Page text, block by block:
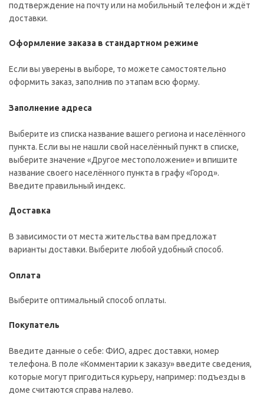
подтверждение на почту или на мобильный телефон и ждёт
доставки.
Оформление заказа в стандартном режиме
Если вы уверены в выборе, то можете самостоятельно
оформить заказ, заполнив по этапам всю форму.
Заполнение адреса
Выберите из списка название вашего региона и населённого
пункта. Если вы не нашли свой населённый пункт в списке,
выберите значение «Другое местоположение» и впишите
название своего населённого пункта в графу «Город».
Введите правильный индекс.
Доставка
В зависимости от места жительства вам предложат
варианты доставки. Выберите любой удобный способ.
Оплата
Выберите оптимальный способ оплаты.
Покупатель
Введите данные о себе: ФИО, адрес доставки, номер
телефона. В поле «Комментарии к заказу» введите сведения,
которые могут пригодиться курьеру, например: подъезды в
доме считаются справа налево.